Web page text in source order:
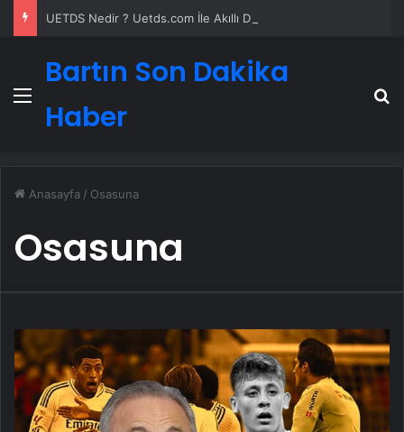
Menü
Bartın Son Dakika
Haber
Anasayfa / Osasuna
Osasuna